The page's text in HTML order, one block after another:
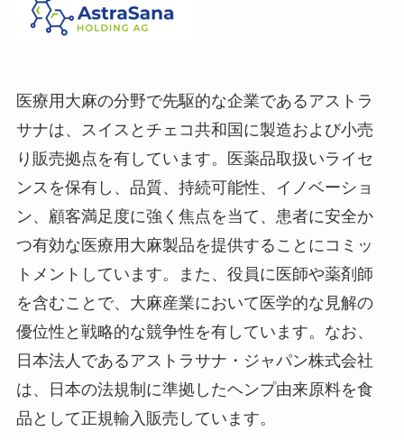
医療用大麻の分野で先駆的な企業であるアストラ
サナは、スイスとチェコ共和国に製造および小売
り販売拠点を有しています。医薬品取扱いライセ
ンスを保有し、品質、持続可能性、イノベーショ
ン、顧客満足度に強く焦点を当て、患者に安全か
つ有効な医療用大麻製品を提供することにコミッ
トメントしています。また、役員に医師や薬剤師
を含むことで、大麻産業において医学的な見解の
優位性と戦略的な競争性を有しています。なお、
日本法人であるアストラサナ・ジャパン株式会社
は、日本の法規制に準拠したヘンプ由来原料を食
品として正規輸入販売しています。